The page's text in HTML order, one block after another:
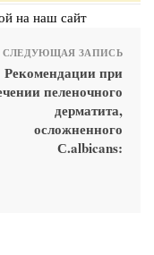
на наш сайт
СЛЕДУЮЩАЯ ЗАПИСЬ
Рекомендации при
пеленочного
дерматита,
осложненного
С.albicans: